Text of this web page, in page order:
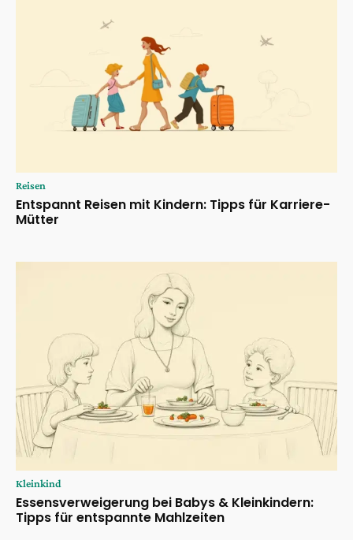
Reisen
Entspannt Reisen mit Kindern: Tipps für Karriere-
Mütter
Kleinkind
Essensverweigerung bei Babys & Kleinkindern:
Tipps für entspannte Mahlzeiten